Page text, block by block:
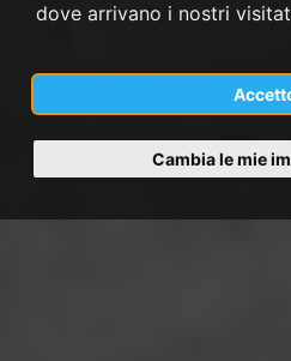
dove arrivano i nostri
Cambia le mie